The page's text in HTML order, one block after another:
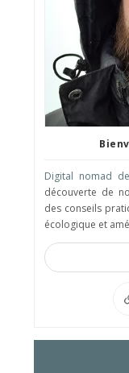
Digital nomad
découverte de
des conseils
écologique et